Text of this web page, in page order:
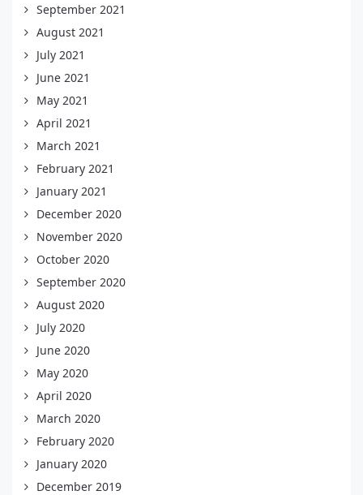
September 2021
August 2021
July 2021
June 2021
May 2021
April 2021
March 2021
February 2021
January 2021
December 2020
November 2020
October 2020
September 2020
August 2020
July 2020
June 2020
May 2020
April 2020
March 2020
February 2020
January 2020
December 2019